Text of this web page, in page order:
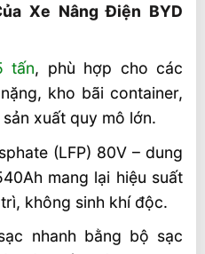
Xe Nâng Điện BYD
tấn, phù hợp cho các
kho bãi container,
xuất quy mô lớn.
(LFP) 80V – dung
mang lại hiệu suất
không sinh khí độc.
nhanh bằng bộ sạc